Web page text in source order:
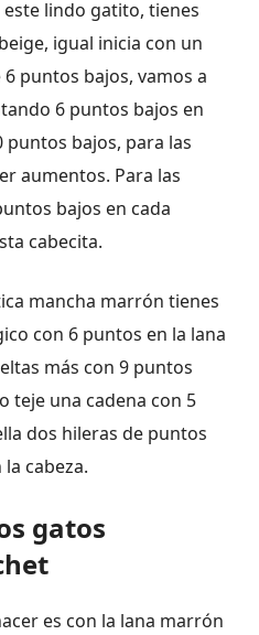
lindo gatito, tienes
igual inicia con un
puntos bajos, vamos a
6 puntos bajos en
bajos, para las
aumentos. Para las
bajos en cada
cabecita.
mancha marrón tienes
con 6 puntos en la lana
más con 9 puntos
teje una cadena con 5
dos hileras de puntos
cabeza.
gatos
es con la lana marrón